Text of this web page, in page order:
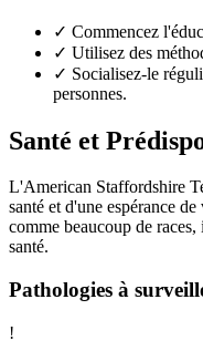
✓ Commencez
✓ Utilisez des
✓ Socialisez-le
personnes.
Santé et
L'American Staffordshire
santé et d'une espérance
comme beaucoup de
santé.
Pathologies à
!